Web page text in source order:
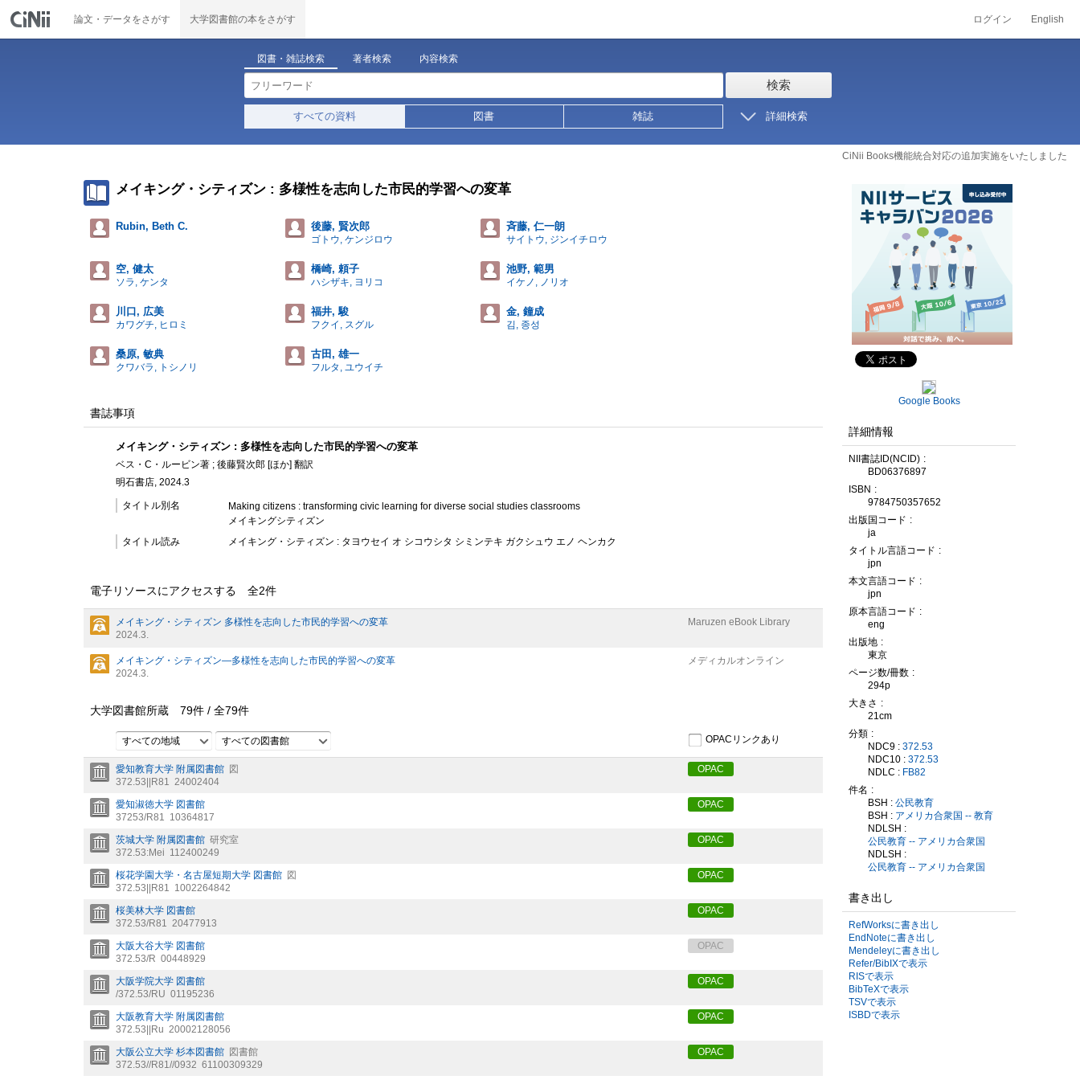
論文・データをさがす 大学図書館の本をさがす ログイン English
図書・雑誌検索 著者検索 内容検索
検索
すべての資料 図書 雑誌 詳細検索
CiNii Books機能統合対応の追加実施をいたしました
メイキング・シティズン : 多様性を志向した市民的学習への変革
Rubin, Beth C. 後藤, 賢次郎
ゴトウ, ケンジロウ
斉藤, 仁一朗
サイトウ, ジンイチロウ
空, 健太
ソラ, ケンタ
橋崎, 頼子
ハシザキ, ヨリコ
池野, 範男
イケノ, ノリオ
川口, 広美
カワグチ, ヒロミ
福井, 駿
フクイ, スグル
金, 鐘成
김, 종성
桑原, 敏典
クワバラ, トシノリ
古田, 雄一
フルタ, ユウイチ
書誌事項
メイキング・シティズン : 多様性を志向した市民的学習への変革
ベス・C・ルービン著 ; 後藤賢次郎 [ほか] 翻訳
明石書店, 2024.3
タイトル別名
Making citizens : transforming civic learning for diverse social studies classrooms
メイキングシティズン
タイトル読み
メイキング・シティズン : タヨウセイ オ シコウシタ シミンテキ ガクシュウ エノ ヘンカク
電子リソースにアクセスする 全2件
メイキング・シティズン 多様性を志向した市民的学習への変革
2024.3.
Maruzen eBook Library
メイキング・シティズン―多様性を志向した市民的学習への変革
2024.3.
メディカルオンライン
大学図書館所蔵 79件 / 全79件
すべての地域 すべての図書館 OPACリンクあり
愛知教育大学 附属図書館 図
372.53||R81 24002404
OPAC
愛知淑徳大学 図書館
37253/R81 10364817
OPAC
茨城大学 附属図書館 研究室
372.53:Mei 112400249
OPAC
桜花学園大学・名古屋短期大学 図書館 図
372.53||R81 1002264842
OPAC
桜美林大学 図書館
372.53/R81 20477913
OPAC
大阪大谷大学 図書館
372.53/R 00448929
OPAC
大阪学院大学 図書館
/372.53/RU 01195236
OPAC
大阪教育大学 附属図書館
372.53||Ru 20002128056
OPAC
大阪公立大学 杉本図書館 図書館
372.53//R81//0932 61100309329
OPAC
Google Books
詳細情報
NII書誌ID(NCID)
BD06376897
ISBN
9784750357652
出版国コード
ja
タイトル言語コード
jpn
本文言語コード
jpn
原本言語コード
eng
出版地
東京
ページ数/冊数
294p
大きさ
21cm
分類
NDC9 : 372.53
NDC10 : 372.53
NDLC : FB82
件名
BSH : 公民教育
BSH : アメリカ合衆国 -- 教育
NDLSH :
公民教育 -- アメリカ合衆国
NDLSH :
公民教育 -- アメリカ合衆国
書き出し
RefWorksに書き出し
EndNoteに書き出し
Mendeleyに書き出し
Refer/BibIXで表示
RISで表示
BibTeXで表示
TSVで表示
ISBDで表示